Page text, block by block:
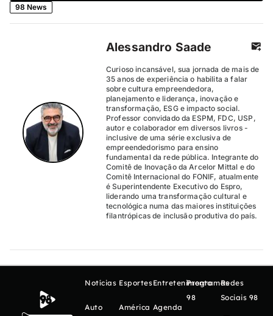
98 News
Alessandro Saade
Curioso incansável, sua jornada de mais de
35 anos de experiência o habilita a falar
sobre cultura empreendedora,
planejamento e liderança, inovação e
transformação, ESG e impacto social.
Professor convidado da ESPM, FDC, USP,
autor e colaborador em diversos livros -
inclusive de uma série exclusiva de
empreendedorismo para ensino
fundamental da rede pública. Integrante do
Comitê de Inovação da Arcelor Mittal e do
Comitê Internacional do FONIF, atualmente
é Superintendente Executivo do Espro,
liderando uma transformação cultural e
tecnológica numa das maiores instituições
filantrópicas de inclusão produtiva do país.
Notícias
Auto
Esportes
América
Entretenimento
Agenda
Programas
98
Redes
Sociais 98